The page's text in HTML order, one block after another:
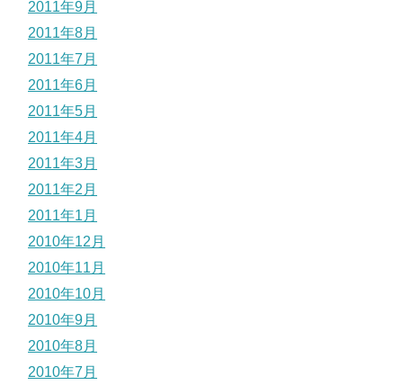
2011年9月
2011年8月
2011年7月
2011年6月
2011年5月
2011年4月
2011年3月
2011年2月
2011年1月
2010年12月
2010年11月
2010年10月
2010年9月
2010年8月
2010年7月